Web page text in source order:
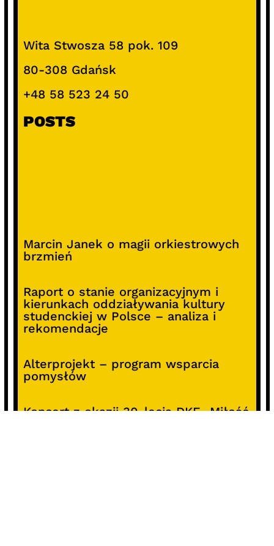
Wita Stwosza 58 pok. 109
80-308 Gdańsk
+48 58 523 24 50
POSTS
Marcin Janek o magii orkiestrowych
brzmień
Raport o stanie organizacyjnym i
kierunkach oddziaływania kultury
studenckiej w Polsce – analiza i
rekomendacje
Alterprojekt – program wsparcia
pomysłów
Koncert z okazji 30-lecia DKF „Miłość